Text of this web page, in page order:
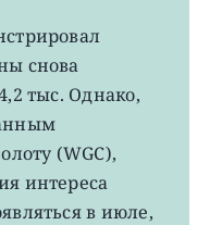
GLD,
GDX:
деньги
начал
в
золотые
снова
тыс. Однако,
(WGC),
интереса
в июле,